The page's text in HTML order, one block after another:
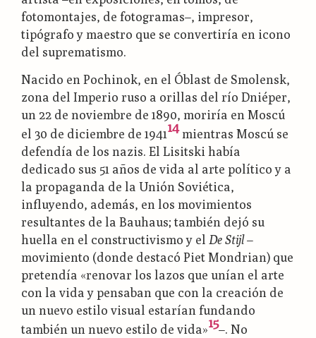
fotomontajes, de fotogramas–, impresor,
tipógrafo y maestro que se convertiría en icono
del suprematismo.
Nacido en Pochinok, en el Óblast de Smolensk,
zona del Imperio ruso a orillas del río Dniéper,
un 22 de noviembre de 1890, moriría en Moscú
el 30 de diciembre de 194114mientras Moscú se
defendía de los nazis. El Lisitski había
dedicado sus 51 años de vida al arte político y a
la propaganda de la Unión Soviética,
influyendo, además, en los movimientos
resultantes de la Bauhaus; también dejó su
huella en el constructivismo y elDe Stijl–
movimiento (donde destacó Piet Mondrian) que
pretendía «renovar los lazos que unían el arte
con la vida y pensaban que con la creación de
un nuevo estilo visual estarían fundando
también un nuevo estilo de vida»15–. No